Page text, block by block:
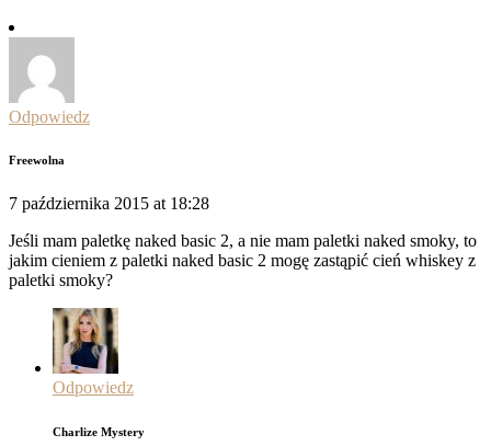
Odpowiedz
Freewolna
7 października 2015 at 18:28
Jeśli mam paletkę naked basic 2, a nie mam paletki naked smoky, to
jakim cieniem z paletki naked basic 2 mogę zastąpić cień whiskey z
paletki smoky?
Odpowiedz
Charlize Mystery